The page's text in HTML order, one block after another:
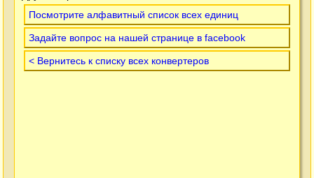
Посмотрите алфавитный список всех единиц
Задайте вопрос на нашей странице в facebook
< Вернитесь к списку всех конвертеров